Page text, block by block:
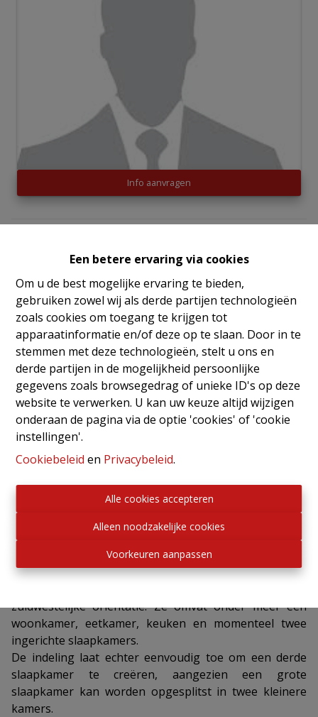
Een betere ervaring via cookies
Om u de best mogelijke ervaring te bieden,
gebruiken zowel wij als derde partijen technologieën
zoals cookies om toegang te krijgen tot
apparaatinformatie en/of deze op te slaan. Door in te
stemmen met deze technologieën, stelt u ons en
derde partijen in de mogelijkheid persoonlijke
gegevens zoals browsegedrag of unieke ID's op deze
website te verwerken. U kan uw keuze altijd wijzigen
onderaan de pagina via de optie 'cookies' of 'cookie
instellingen'.
Cookiebeleid en Privacybeleid.
Alle cookies accepteren
Alleen noodzakelijke cookies
Voorkeuren aanpassen
Info aanvragen
1
Gelegen in de Bourdonstraat, op wandelafstand van
het gemeenteplein van Linkebeek, bevindt zich deze
architectenwoning uit 1968, ontworpen door Willy
Serneels, opgenomen in de architecturale
erfgoedinventaris van Brussel. Een woning die
liefhebbers van karaktervolle panden en
modernistische architectuur zeker zal aanspreken.
Achter de bijzondere en herkenbare gevel bevindt zich
een originele indeling met halve niveaus en
tussenniveaus, typerend voor de architectuur van die
periode. Dit zorgt voor interessante volumes en een
vlotte circulatie tussen de verschillende ruimtes.
De woning heeft een bebouwde oppervlakte van ca.
zuidwestelijke oriëntatie. Ze omvat onder meer een
woonkamer, eetkamer, keuken en momenteel twee
ingerichte slaapkamers.
De indeling laat echter eenvoudig toe om een derde
slaapkamer te creëren, aangezien een grote
slaapkamer kan worden opgesplitst in twee kleinere
kamers.